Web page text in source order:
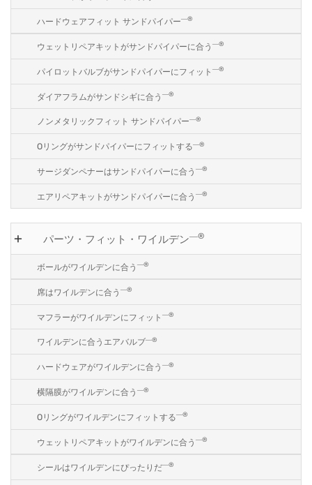
ハードウェアフィット サンドパイパー―®
ウェットリペアキットがサンドパイパーに合う ―®
パイロットバルブがサンドパイパーにフィット ―®
ダイアフラムがサンドシギに合う ―®
ノンメタリックフィット サンドパイパー―®
Oリングがサンドパイパーにフィットする―®
サージダンペナーはサンドパイパーに合う ―®
エアリペアキットがサンドパイパーに合う ―®
パーツ・フィット・ワイルデン―®
ボールがワイルデンに合う ―®
席はワイルデンに合う ―®
マフラーがワイルデンにフィット ―®
ワイルデンに合うエアバルブ―®
ハードウェアがワイルデンに合う ―®
横隔膜がワイルデンに合う ―®
Oリングがワイルデンにフィットする―®
ウェットリペアキットがワイルデンに合う ―®
シールはワイルデンにぴったりだ―®